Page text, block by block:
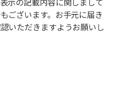
示の記載内容に関しまして
ございます。お手元に届き
いただきますようお願いし